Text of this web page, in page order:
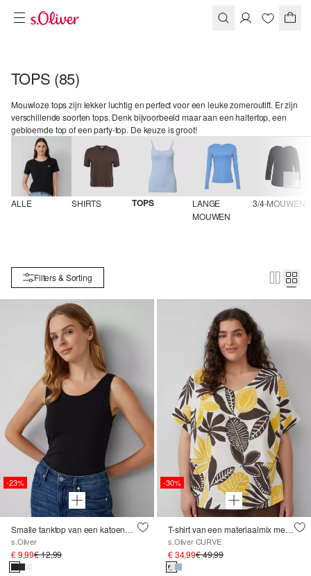
TOPS (85)
Mouwloze tops zijn lekker luchtig en perfect voor een leuke zomeroutift. Er zijn
verschillende soorten tops. Denk bijvoorbeeld maar aan een haltertop, een
gebloemde top of een party-top. De keuze is groot!
ALLE SHIRTS TOPS
LANGE
MOUWEN
3/4-MOUWEN
Filters & Sorting
-23%
Smalle tanktop van een katoenmix
s.Oliver
€ 9,99€ 12,99
-30%
T-shirt van een materiaalmix met linnen
s.Oliver CURVE
€ 34,99€ 49,99